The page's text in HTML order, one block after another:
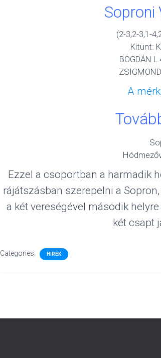
Soproni
(2-3,2-3,1-
Kitünt:
BOGDÁN
A
Ezzel a csoportban a harmadik
rájátszásban szerepelni a
a két vereségével második
két csapt
Categories: HÍREK